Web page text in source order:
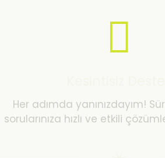
Her adımda yanınızdayım!
sorularınıza hızlı ve etkili